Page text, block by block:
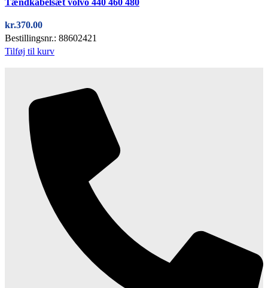
kr.370.00
Bestillingsnr.: 88602421
Tilføj til kurv